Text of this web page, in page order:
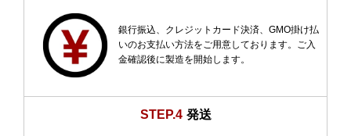
銀行振込、クレジットカード決済、GMO掛け払
いのお支払い方法をご用意しております。ご入
金確認後に製造を開始します。
STEP.4 発送